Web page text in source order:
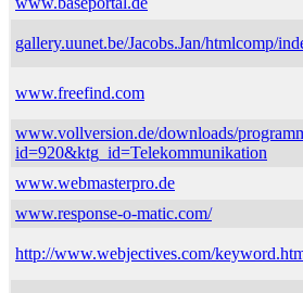
gallery.uunet.be/Jacobs.Jan/htmlcomp/
www.freefind.com
www.vollversion.de/downloads/
id=920&ktg_id=Telekommunikation
www.webmasterpro.de
www.response-o-matic.com/
http://www.webjectives.com/